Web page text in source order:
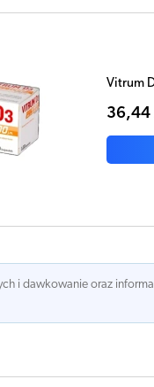
37,52
i dawkowanie oraz